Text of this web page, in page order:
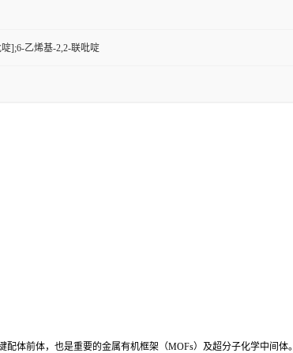
];6-乙烯基-2,2-联吡啶
体前体，也是重要的金属有机框架（MOFs）及超分子化学中间体。